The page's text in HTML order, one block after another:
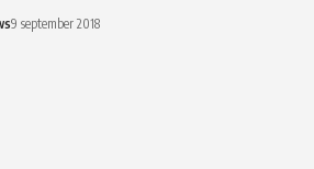
9 september 2018